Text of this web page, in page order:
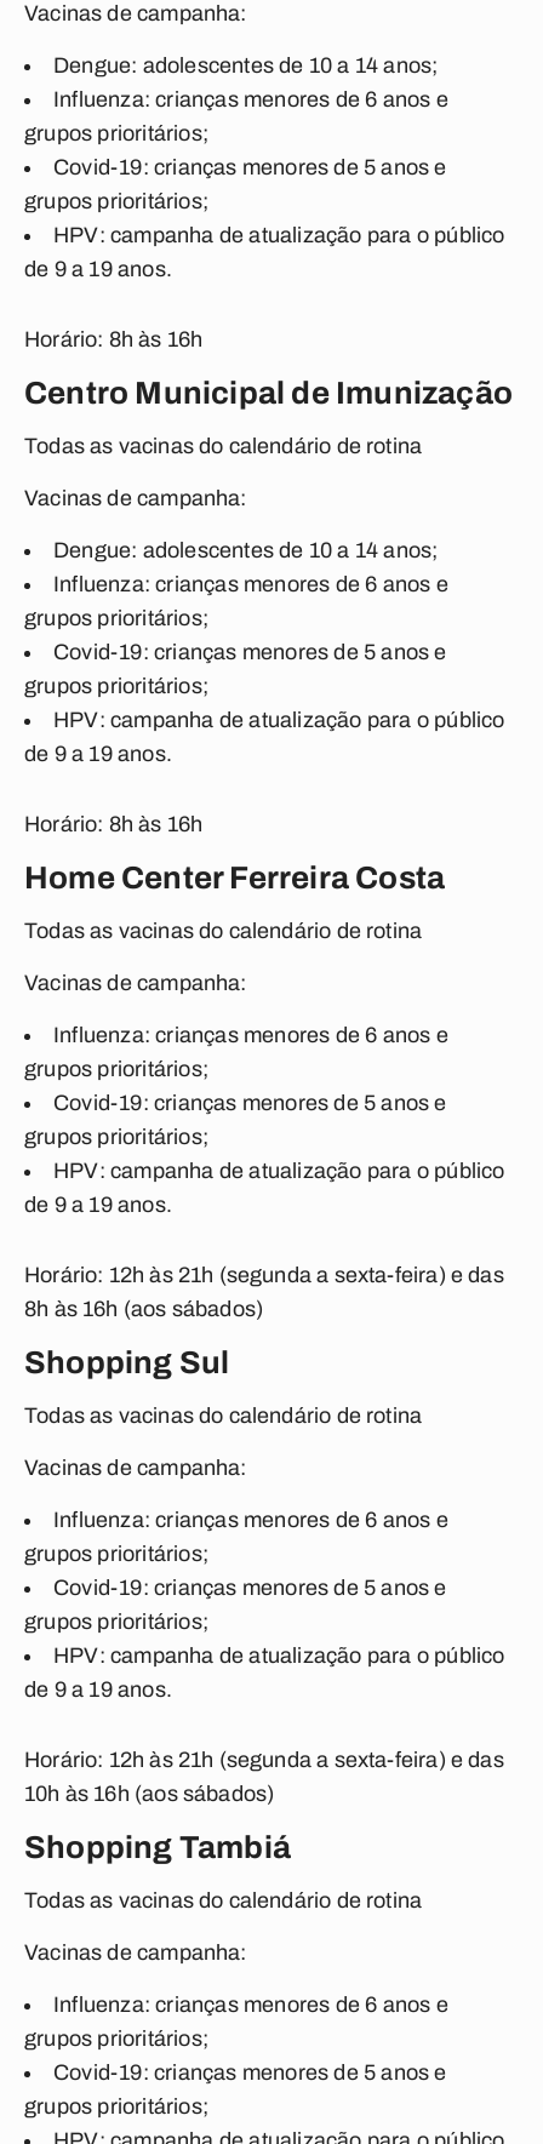
Vacinas de campanha:
Dengue: adolescentes de 10 a 14 anos;
Influenza: crianças menores de 6 anos e
grupos prioritários;
Covid-19: crianças menores de 5 anos e
grupos prioritários;
HPV: campanha de atualização para o público
de 9 a 19 anos.
Horário: 8h às 16h
Centro Municipal de Imunização
Todas as vacinas do calendário de rotina
Vacinas de campanha:
Dengue: adolescentes de 10 a 14 anos;
Influenza: crianças menores de 6 anos e
grupos prioritários;
Covid-19: crianças menores de 5 anos e
grupos prioritários;
HPV: campanha de atualização para o público
de 9 a 19 anos.
Horário: 8h às 16h
Home Center Ferreira Costa
Todas as vacinas do calendário de rotina
Vacinas de campanha:
Influenza: crianças menores de 6 anos e
grupos prioritários;
Covid-19: crianças menores de 5 anos e
grupos prioritários;
HPV: campanha de atualização para o público
de 9 a 19 anos.
Horário: 12h às 21h (segunda a sexta-feira) e das
8h às 16h (aos sábados)
Shopping Sul
Todas as vacinas do calendário de rotina
Vacinas de campanha:
Influenza: crianças menores de 6 anos e
grupos prioritários;
Covid-19: crianças menores de 5 anos e
grupos prioritários;
HPV: campanha de atualização para o público
de 9 a 19 anos.
Horário: 12h às 21h (segunda a sexta-feira) e das
10h às 16h (aos sábados)
Shopping Tambiá
Todas as vacinas do calendário de rotina
Vacinas de campanha:
Influenza: crianças menores de 6 anos e
grupos prioritários;
Covid-19: crianças menores de 5 anos e
grupos prioritários;